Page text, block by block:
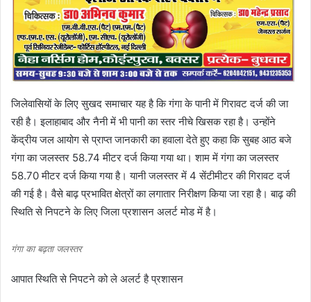
जिलेवासियों के लिए सुखद समाचार यह है कि गंगा के पानी में गिरावट दर्ज की जा
रही है। इलाहाबाद और नैनी में भी पानी का स्तर नीचे खिसक रहा है। उन्होंने
केंद्रीय जल आयोग से प्राप्त जानकारी का हवाला देते हुए कहा कि सुबह आठ बजे
गंगा का जलस्तर 58.74 मीटर दर्ज किया गया था। शाम में गंगा का जलस्तर
58.70 मीटर दर्ज किया गया है। यानी जलस्तर में 4 सेंटीमीटर की गिरावट दर्ज
की गई है। वैसे बाढ़ प्रभावित क्षेत्रों का लगातार निरीक्षण किया जा रहा है। बाढ़ की
स्थिति से निपटने के लिए जिला प्रशासन अलर्ट मोड में है।
गंगा का बढ़ता जलस्तर
आपात स्थिति से निपटने को ले अलर्ट है प्रशासन